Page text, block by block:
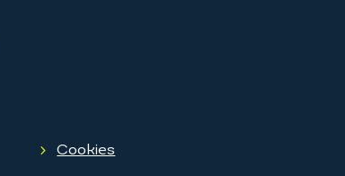
Cookies